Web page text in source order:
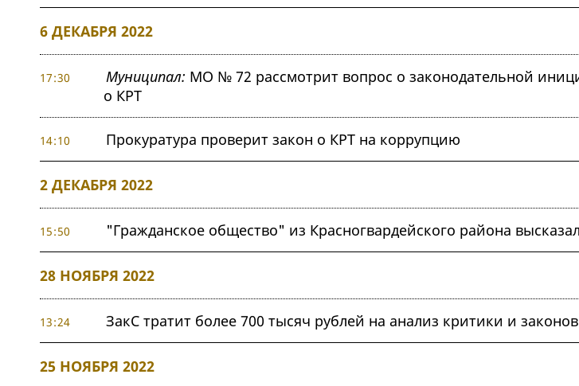
6 ДЕКАБРЯ 2022
17:30 Муниципал: МО № 72 рассмотрит вопрос о законодательной
о КРТ
14:10 Прокуратура проверит закон о КРТ на коррупцию
2 ДЕКАБРЯ 2022
15:50 "Гражданское общество" из Красногвардейского района
28 НОЯБРЯ 2022
13:24 ЗакС тратит более 700 тысяч рублей на анализ критики и
25 НОЯБРЯ 2022